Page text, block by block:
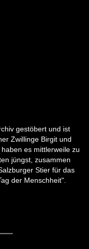
gestöbert und ist
Zwillinge Birgit und
es mittlerweile zu
jüngst, zusammen
Stier für das
der Menschheit".